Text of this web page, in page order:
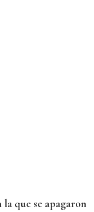
que se apagaron